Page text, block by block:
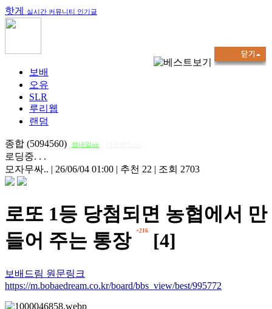
핫게 실시간 커뮤니티 인기글
보배
오유
SLR
루리웹
랜덤
종합 (5094560) 썸네일on
로딩중. . .
모자무싸.. | 26/06/04 01:00 | 추천 22 | 조회 2703
로또 1등 당첨되면 농협에서 만
들어 주는 통장
+216 [4]
보배드림 원문링크
https://m.bobaedream.co.kr/board/bbs_view/best/995772